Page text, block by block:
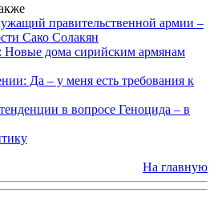
правительственной армии –
Сако Солакян
Новые дома сирийским армянам
Да – у меня есть требования к
в вопросе Геноцида – в
На главную